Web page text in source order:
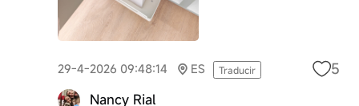
29-4-2026 09:48:14 ES Traducir 5
Nancy Rial